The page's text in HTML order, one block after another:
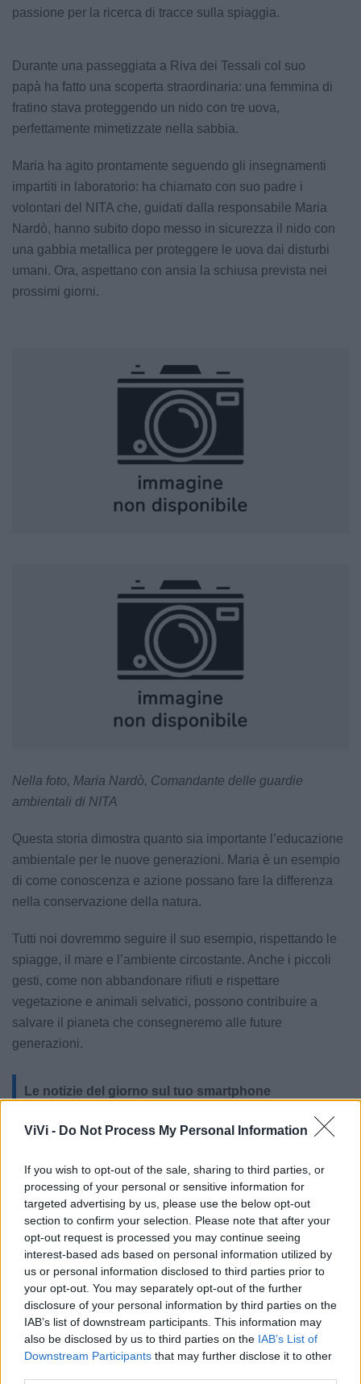
ViVi - Do Not Process My Personal Information
If you wish to opt-out of the sale, sharing to third parties, or
processing of your personal or sensitive information for
targeted advertising by us, please use the below opt-out
section to confirm your selection. Please note that after your
opt-out request is processed you may continue seeing
interest-based ads based on personal information utilized by
us or personal information disclosed to third parties prior to
your opt-out. You may separately opt-out of the further
disclosure of your personal information by third parties on the
IAB’s list of downstream participants. This information may
also be disclosed by us to third parties on the IAB’s List of
Downstream Participants that may further disclose it to other
passione per la ricerca di tracce sulla spiaggia.
Durante una passeggiata a Riva dei Tessali col suo
papà ha fatto una scoperta straordinaria: una femmina di
fratino stava proteggendo un nido con tre uova,
perfettamente mimetizzate nella sabbia.
Maria ha agito prontamente seguendo gli insegnamenti
impartiti in laboratorio: ha chiamato con suo padre i
volontari del NITA che, guidati dalla responsabile Maria
Nardò, hanno subito dopo messo in sicurezza il nido con
una gabbia metallica per proteggere le uova dai disturbi
umani. Ora, aspettano con ansia la schiusa prevista nei
prossimi giorni.
Nella foto, Maria Nardò, Comandante delle guardie
ambientali di NITA
Questa storia dimostra quanto sia importante l’educazione
ambientale per le nuove generazioni. Maria è un esempio
di come conoscenza e azione possano fare la differenza
nella conservazione della natura.
Tutti noi dovremmo seguire il suo esempio, rispettando le
spiagge, il mare e l’ambiente circostante. Anche i piccoli
gesti, come non abbandonare rifiuti e rispettare
vegetazione e animali selvatici, possono contribuire a
salvare il pianeta che consegneremo alle future
generazioni.
Le notizie del giorno sul tuo smartphone
città direttamente sul tuo smartphone. Scarica Telegram
Farmacia di turno
Cimitero
Ufficio Postale
LE INFO UTILI DI CASTELLANETA